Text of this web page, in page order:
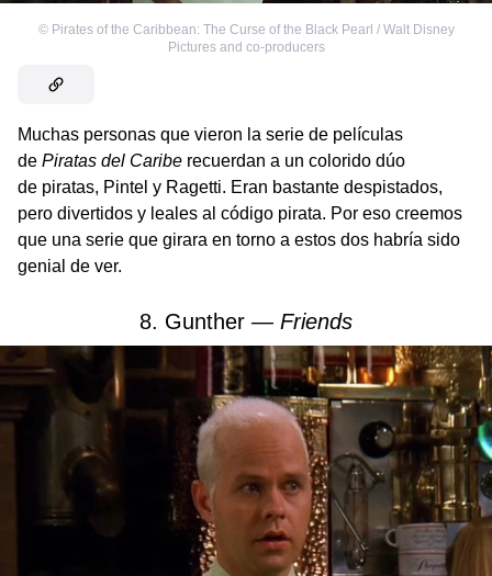
© Pirates of the Caribbean: The Curse of the Black Pearl / Walt Disney
Pictures and co-producers
Muchas personas que vieron la serie de películas
de Piratas del Caribe recuerdan a un colorido dúo
de piratas, Pintel y Ragetti. Eran bastante despistados,
pero divertidos y leales al código pirata. Por eso creemos
que una serie que girara en torno a estos dos habría sido
genial de ver.
8. Gunther — Friends